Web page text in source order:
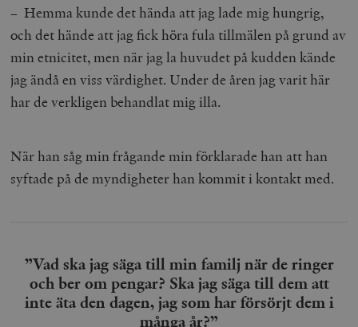
– Hemma kunde det hända att jag lade mig hungrig,
och det hände att jag fick höra fula tillmälen på grund av
min etnicitet, men när jag la huvudet på kudden kände
jag ändå en viss värdighet. Under de åren jag varit här
har de verkligen behandlat mig illa.
När han såg min frågande min förklarade han att han
syftade på de myndigheter han kommit i kontakt med.
”Vad ska jag säga till min familj när de ringer
och ber om pengar? Ska jag säga till dem att
inte äta den dagen, jag som har försörjt dem i
många år?”